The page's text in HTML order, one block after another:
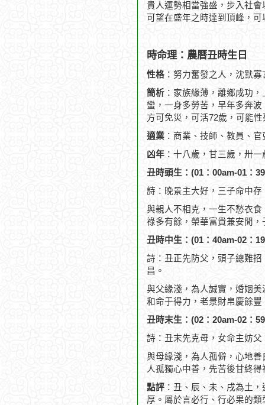
貴人運勢相當強盛，步入社
可望在盛年之時達到頂峰，
時命理：農曆丑時生日
性格 ：努力奮發之人，沈默
簡析 ：家族緣薄，離鄉成功
蠻，一身多勞苦，早年多奔
方可免災，可活72歲，可能
適業 ：商業、技師、教員、
凶年 ：十八歲，甘三歲，卅
丑時頭生：(01：00am-01：
詩：晚景主大好，三子命中
與親人不相克，一生不愁衣
祿多有餘，榮華富貴兼安閒
丑時中生：(01：40am-02：
詩：丑正先防父，頭子總難
昌。
與父緣淺，為人誠實，婚姻
和命于得力，老景財帛慶餘豐
丑時末生：(02：20am-02：
詩：丑末先克母，女命主妨
與母緣淺，為人孤僻，心地
人孤獨心中善，先苦後甘終
點評 ：丑、辰、未、戌為土
厚。屬於言必行、行必果的